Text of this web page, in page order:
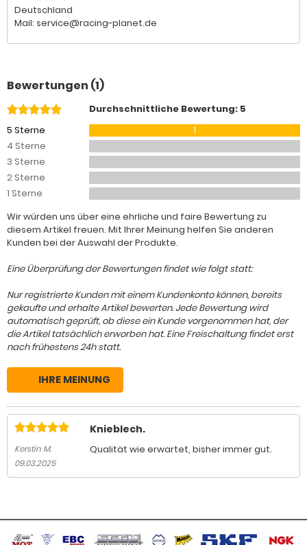
Deutschland
Mail: service@racing-planet.de
Bewertungen (1)
Durchschnittliche Bewertung: 5
5 Sterne
1
4 Sterne
3 Sterne
2 Sterne
1 Sterne
Wir würden uns über eine ehrliche und faire Bewertung zu
diesem Artikel freuen. Mit Ihrer Meinung helfen Sie anderen
Kunden bei der Auswahl der Produkte.
Eine Überprüfung der Bewertungen findet wie folgt statt:
Nur registrierte Kunden mit einem Kundenkonto können, bereits
gekaufte und erhalte Artikel bewerten. Jede Bewertung wird
automatisch geprüft, ob diese ein Kunde vorgenommen hat, der
die Artikel tatsächlich erworben hat. Eine Freischaltung findet erst
nach frühestens 24h statt.
IHRE MEINUNG
Kerstin M.
09.03.2025
Knieblech.
Qualität wie erwartet, bisher immer gut.